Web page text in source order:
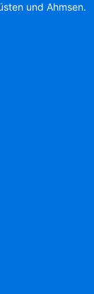
und Ahmsen.